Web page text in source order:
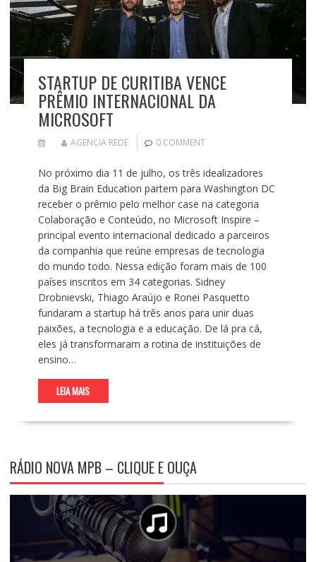
STARTUP DE CURITIBA VENCE
PRÊMIO INTERNACIONAL DA
MICROSOFT
AGENCIA REDE 0 COMMENT
No próximo dia 11 de julho, os três idealizadores
da Big Brain Education partem para Washington DC
receber o prêmio pelo melhor case na categoria
Colaboração e Conteúdo, no Microsoft Inspire –
principal evento internacional dedicado a parceiros
da companhia que reúne empresas de tecnologia
do mundo todo. Nessa edição foram mais de 100
países inscritos em 34 categorias. Sidney
Drobnievski, Thiago Araújo e Ronei Pasquetto
fundaram a startup há três anos para unir duas
paixões, a tecnologia e a educação. De lá pra cá,
eles já transformaram a rotina de instituições de
ensino…
LEIA MAIS
RÁDIO NOVA MPB – CLIQUE E OUÇA